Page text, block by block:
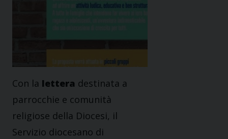
Con la lettera destinata a
parrocchie e comunità
religiose della Diocesi, il
Servizio diocesano di